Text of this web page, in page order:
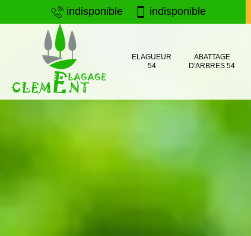
indisponible indisponible
ELAGUEUR
54
ABATTAGE
D'ARBRES 54